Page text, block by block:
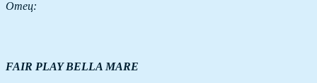
Отец:
FAIR PLAY BELLA MARE